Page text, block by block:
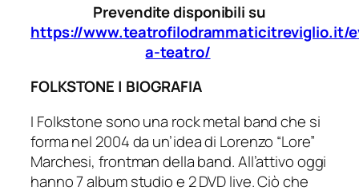
Prevendite disponibili su
https://www.teatrofilodrammaticitreviglio.it/
a-teatro/
FOLKSTONE | BIOGRAFIA
I Folkstone sono una rock metal band che si
forma nel 2004 da un’idea di Lorenzo “Lore”
Marchesi, frontman della band. All’attivo oggi
hanno 7 album studio e 2 DVD live. Ciò che